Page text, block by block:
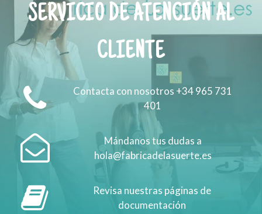
SERVICIO DE ATENCIÓN AL
CLIENTE
Contacta con nosotros +34 965 731
401
Mándanos tus dudas a
hola@fabricadelasuerte.es
Revisa nuestras páginas de
documentación